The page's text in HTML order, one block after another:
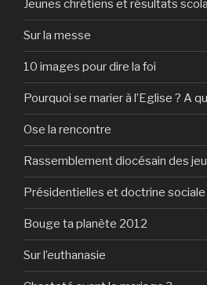
Jeunes chrétiens et résultats
Sur la messe
10 images pour dire la foi
Pourquoi se marier à l’Eglise ? A
Ose la rencontre
Rassemblement diocésain des
Présidentielles et doctrine sociale
Bouge ta planète 2012
Sur l’euthanasie